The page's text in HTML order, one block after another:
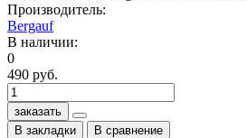
Производитель:
Bergauf
В наличии:
0
490 руб.
заказать
В закладки
В сравнение